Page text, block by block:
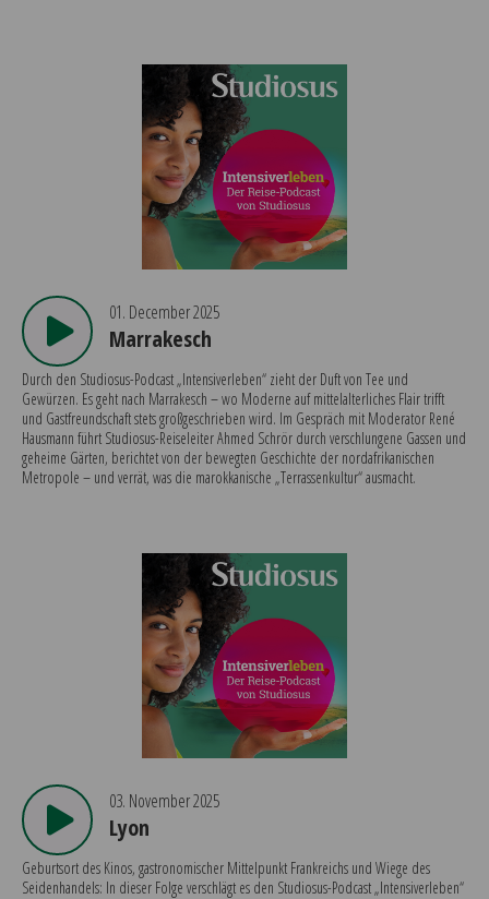
01. December 2025
Marrakesch
Durch den Studiosus-Podcast „Intensiverleben“ zieht der Duft von Tee und
Gewürzen. Es geht nach Marrakesch – wo Moderne auf mittelalterliches Flair trifft
und Gastfreundschaft stets großgeschrieben wird. Im Gespräch mit Moderator René
Hausmann führt Studiosus-Reiseleiter Ahmed Schrör durch verschlungene Gassen und
geheime Gärten, berichtet von der bewegten Geschichte der nordafrikanischen
Metropole – und verrät, was die marokkanische „Terrassenkultur“ ausmacht.
03. November 2025
Lyon
Geburtsort des Kinos, gastronomischer Mittelpunkt Frankreichs und Wiege des
Seidenhandels: In dieser Folge verschlägt es den Studiosus-Podcast „Intensiverleben“